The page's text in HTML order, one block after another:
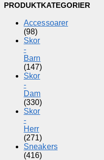
PRODUKTKATEGORIER
Accessoarer
(98)
Skor
-
Barn
(147)
Skor
-
Dam
(330)
Skor
-
Herr
(271)
Sneakers
(416)